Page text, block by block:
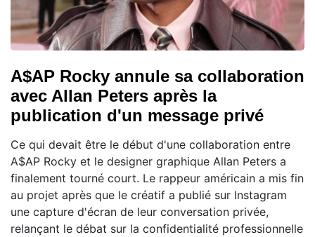
A$AP Rocky annule sa collaboration
avec Allan Peters après la
publication d'un message privé
Ce qui devait être le début d'une collaboration entre
A$AP Rocky et le designer graphique Allan Peters a
finalement tourné court. Le rappeur américain a mis fin
au projet après que le créatif a publié sur Instagram
une capture d'écran de leur conversation privée,
relançant le débat sur la confidentialité professionnelle